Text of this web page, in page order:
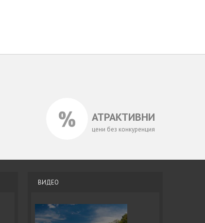
АТРАКТИВНИ
цени без конкуренция
ВИДЕО